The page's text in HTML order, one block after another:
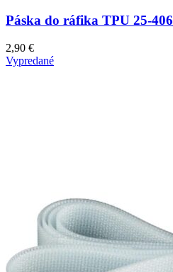
Páska do ráfika TPU 25-406
2,90 €
Vypredané